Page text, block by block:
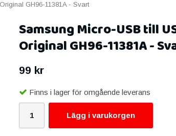
GH96-11381A - Svart
Samsung Micro-USB till
Original GH96-11381A -
99 kr
Finns i lager för omgående leverans
Lägg i varukorgen